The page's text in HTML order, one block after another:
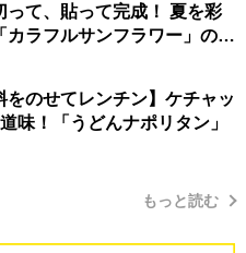
って、貼って完成！ 夏を彩
カラフルサンフラワー」の作
をのせてレンチン】ケチャッ
味！「うどんナポリタン」
もっと読む